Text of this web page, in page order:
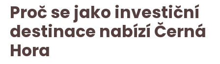
Proč se jako investiční
destinace nabízí Černá
Hora